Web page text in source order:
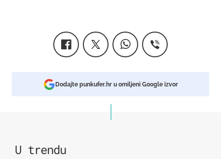
Dodajte punkufer.hr u omiljeni Google izvor
U trendu